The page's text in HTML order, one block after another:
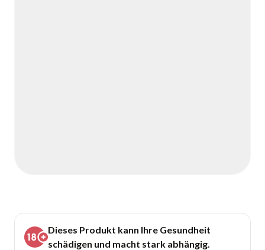
Dieses Produkt kann Ihre Gesundheit
schädigen und macht stark abhängig.